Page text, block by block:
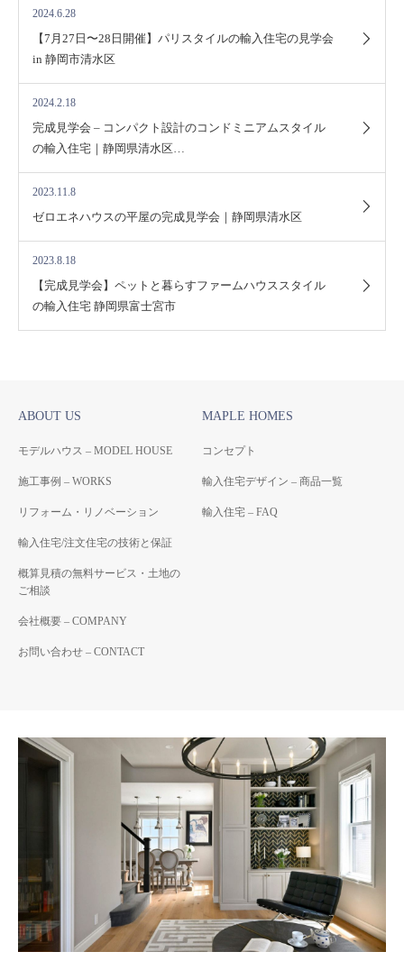
2024.6.28
【7月27日〜28日開催】パリスタイルの輸入住宅の見学会
in 静岡市清水区
2024.2.18
完成見学会 – コンパクト設計のコンドミニアムスタイル
の輸入住宅｜静岡県清水区…
2023.11.8
ゼロエネハウスの平屋の完成見学会｜静岡県清水区
2023.8.18
【完成見学会】ペットと暮らすファームハウススタイル
の輸入住宅 静岡県富士宮市
ABOUT US
モデルハウス – MODEL HOUSE
施工事例 – WORKS
リフォーム・リノベーション
輸入住宅/注文住宅の技術と保証
概算見積の無料サービス・土地の
ご相談
会社概要 – COMPANY
お問い合わせ – CONTACT
MAPLE HOMES
コンセプト
輸入住宅デザイン – 商品一覧
輸入住宅 – FAQ